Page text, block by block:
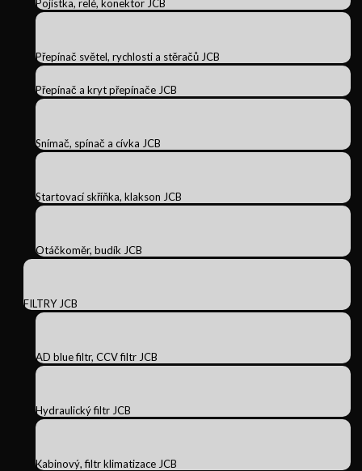
Pojistka, relé, konektor JCB
Přepínač světel, rychlosti a stěračů JCB
Přepínač a kryt přepínače JCB
Snímač, spínač a cívka JCB
Startovací skříňka, klakson JCB
Otáčkoměr, budík JCB
FILTRY JCB
AD blue filtr, CCV filtr JCB
Hydraulický filtr JCB
Kabinový, filtr klimatizace JCB